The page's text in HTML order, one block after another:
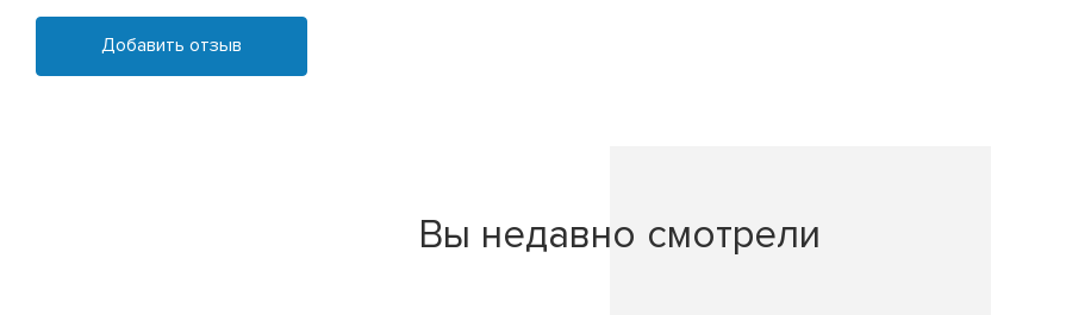
Добавить отзыв
Вы недавно смотрели